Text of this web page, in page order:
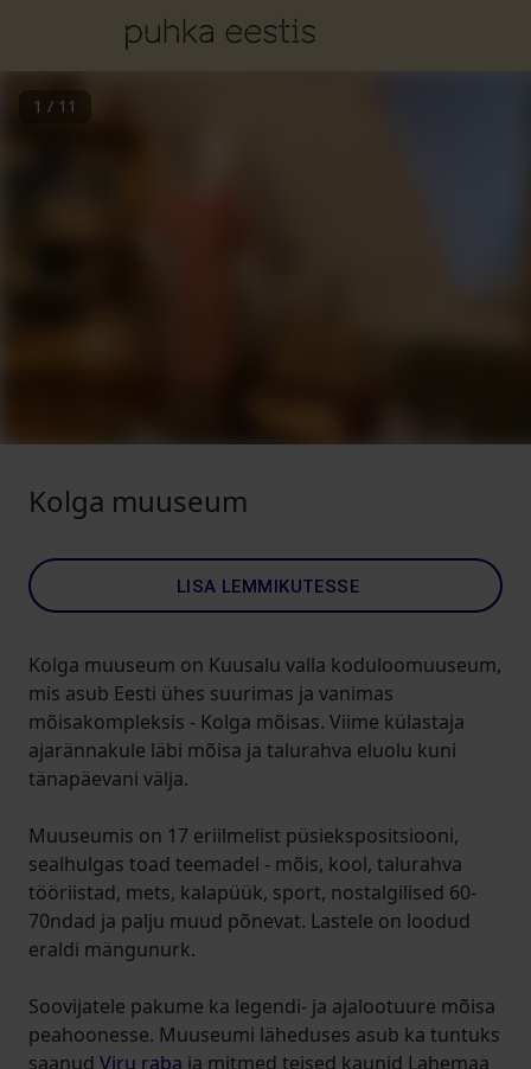
1 / 11
Kolga muuseum
LISA LEMMIKUTESSE
Kolga muuseum on Kuusalu valla koduloomuuseum,
mis asub Eesti ühes suurimas ja vanimas
mõisakompleksis - Kolga mõisas. Viime külastaja
ajarännakule läbi mõisa ja talurahva eluolu kuni
tänapäevani välja.
Muuseumis on 17 eriilmelist püsiekspositsiooni,
sealhulgas toad teemadel - mõis, kool, talurahva
tööriistad, mets, kalapüük, sport, nostalgilised 60-
70ndad ja palju muud põnevat. Lastele on loodud
eraldi mängunurk.
Soovijatele pakume ka legendi- ja ajalootuure mõisa
peahoonesse. Muuseumi läheduses asub ka tuntuks
saanud Viru raba ja mitmed teised kaunid Lahemaa